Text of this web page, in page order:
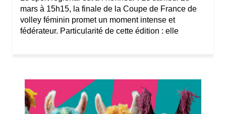
mars à 15h15, la finale de la Coupe de France de
volley féminin promet un moment intense et
fédérateur. Particularité de cette édition : elle